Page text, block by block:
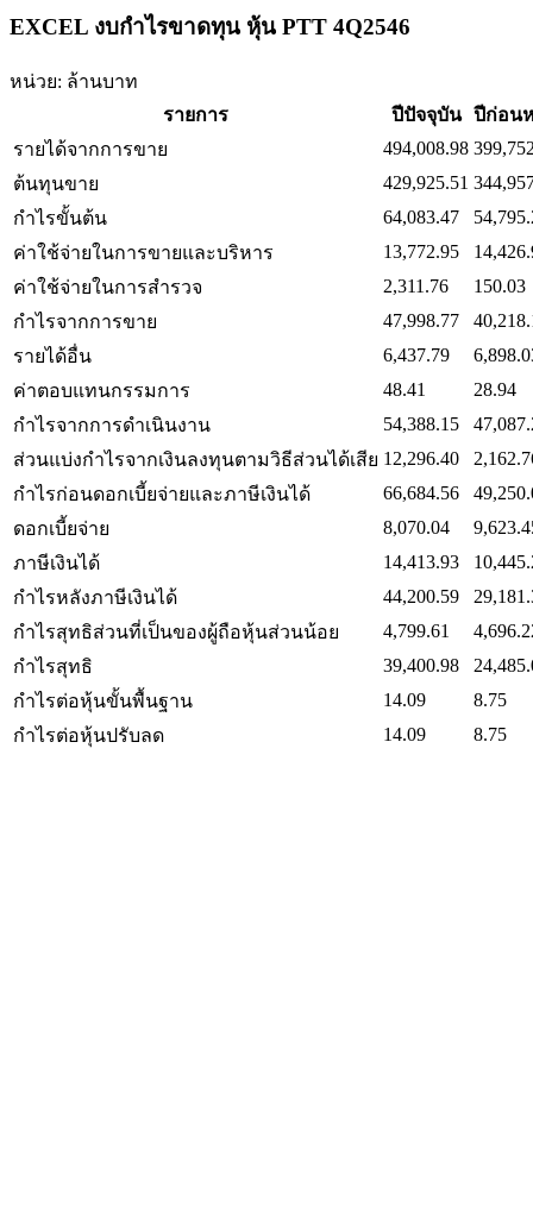
EXCEL งบกำไรขาดทุน หุ้น PTT 4Q2546
หน่วย: ล้านบาท
รายการ
ปีปัจจุบัน
ปีก่อน
รายได้จากการขาย
494,008.98
ต้นทุนขาย
429,925.51
กำไรขั้นต้น
64,083.47
ค่าใช้จ่ายในการขายและบริหาร
13,772.95
ค่าใช้จ่ายในการสำรวจ
2,311.76
150.03
กำไรจากการขาย
47,998.77
รายได้อื่น
6,437.79
ค่าตอบแทนกรรมการ
48.41
28.94
กำไรจากการดำเนินงาน
54,388.15
ส่วนแบ่งกำไรจากเงินลงทุนตามวิธีส่วนได้เสีย 12,296.40
กำไรก่อนดอกเบี้ยจ่ายและภาษีเงินได้
66,684.56
ดอกเบี้ยจ่าย
8,070.04
ภาษีเงินได้
14,413.93
กำไรหลังภาษีเงินได้
44,200.59
กำไรสุทธิส่วนที่เป็นของผู้ถือหุ้นส่วนน้อย
4,799.61
กำไรสุทธิ
39,400.98
กำไรต่อหุ้นขั้นพื้นฐาน
14.09
8.75
กำไรต่อหุ้นปรับลด
14.09 8.75